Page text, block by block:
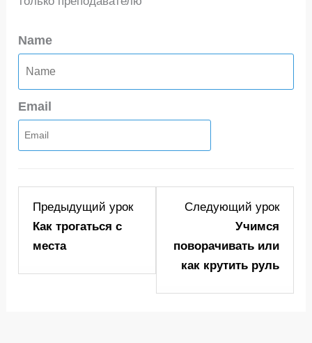
Name
Email
Предыдущий урок
Как трогаться с
места
section
"Площадка".
Следующий урок
Учимся
поворачивать или
как крутить руль
5
within